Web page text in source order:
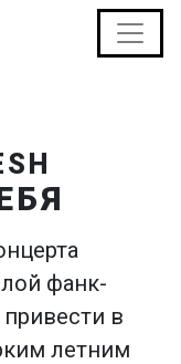
фанк-
в
летним